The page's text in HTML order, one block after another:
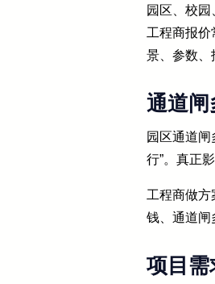
园区、校
工程商报
景、参数、
通道闸
园区通道
行”。真正
工程商做方
钱、通道闸
项目需